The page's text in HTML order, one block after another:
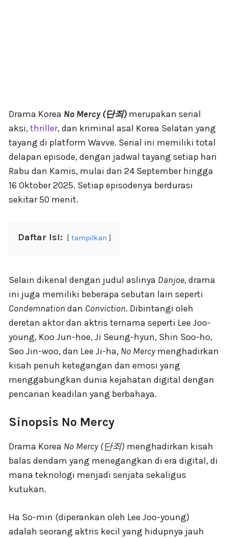
Drama Korea No Mercy (단죄) merupakan serial
aksi,thriller, dan kriminal asal Korea Selatan yang
tayang di platform Wavve. Serial ini memiliki total
delapan episode, dengan jadwal tayang setiap hari
Rabu dan Kamis, mulai dari 24 September hingga
16 Oktober 2025. Setiap episodenya berdurasi
sekitar 50 menit.
Daftar Isi: tampilkan
Selain dikenal dengan judul aslinya Danjoe, drama
ini juga memiliki beberapa sebutan lain seperti
Condemnation dan Conviction. Dibintangi oleh
deretan aktor dan aktris ternama seperti Lee Joo-
young, Koo Jun-hoe, Ji Seung-hyun, Shin Soo-ho,
Seo Jin-woo, dan Lee Ji-ha, No Mercy menghadirkan
kisah penuh ketegangan dan emosi yang
menggabungkan dunia kejahatan digital dengan
pencarian keadilan yang berbahaya.
Sinopsis No Mercy
Drama Korea No Mercy (단죄) menghadirkan kisah
balas dendam yang menegangkan di era digital, di
mana teknologi menjadi senjata sekaligus
kutukan.
Ha So-min (diperankan oleh Lee Joo-young)
adalah seorang aktris kecil yang hidupnya jauh